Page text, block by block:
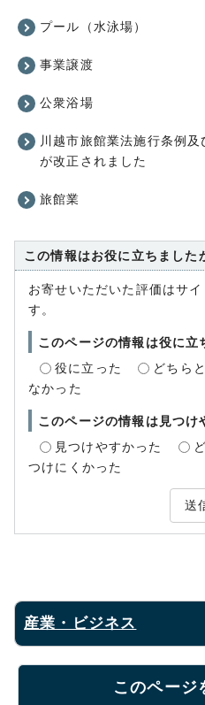
プール（水泳場）
事業譲渡
公衆浴場
川越市旅館業法施行条例
が改正されました
旅館業
この情報はお役に立ちました
お寄せいただいた評価はサ
す。
このページの情報は役に立
役に立った
どちら
なかった
このページの情報は見つけ
見つけやすかった
つけにくかった
送
産業・ビジネス
このページ